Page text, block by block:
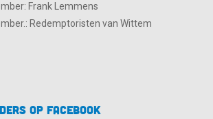
Frank Lemmens
Redemptoristen van Wittem
op Facebook